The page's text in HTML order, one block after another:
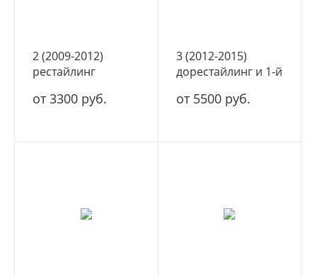
2 (2009-2012)
рестайлинг
от 3300 руб.
3 (2012-2015)
дорестайлинг и 1-й
от 5500 руб.